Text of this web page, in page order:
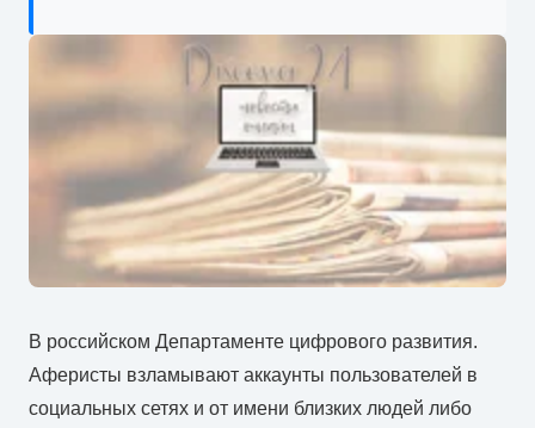
В российском Департаменте цифрового развития.
Аферисты взламывают аккаунты пользователей в
социальных сетях и от имени близких людей либо